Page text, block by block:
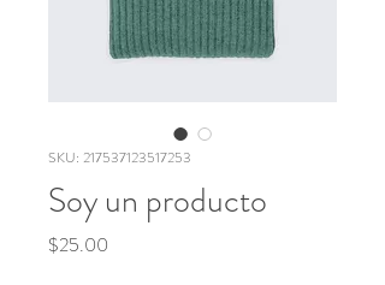
SKU: 217537123517253
Soy un producto
$25.00